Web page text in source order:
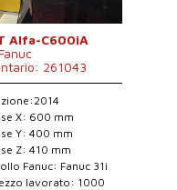
Alfa-C600iA
Fanuc
261043
X: 600 mm
Y: 400 mm
Z: 410 mm
Fanuc: Fanuc 31i
lavorato: 1000